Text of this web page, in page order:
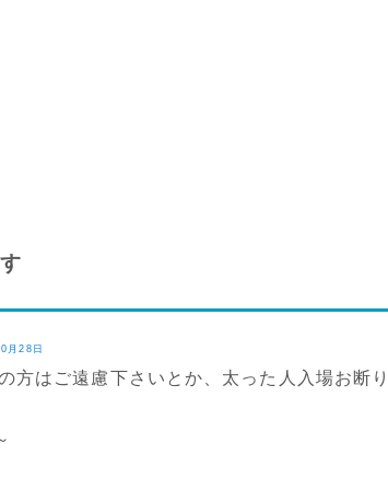
月28日
方はご遠慮下さいとか、太った人入場お断